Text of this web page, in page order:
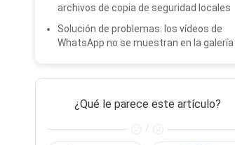
archivos de copia de seguridad locales
Solución de problemas: los vídeos de
WhatsApp no ​​se muestran en la galería
¿Qué le parece este artículo?
/